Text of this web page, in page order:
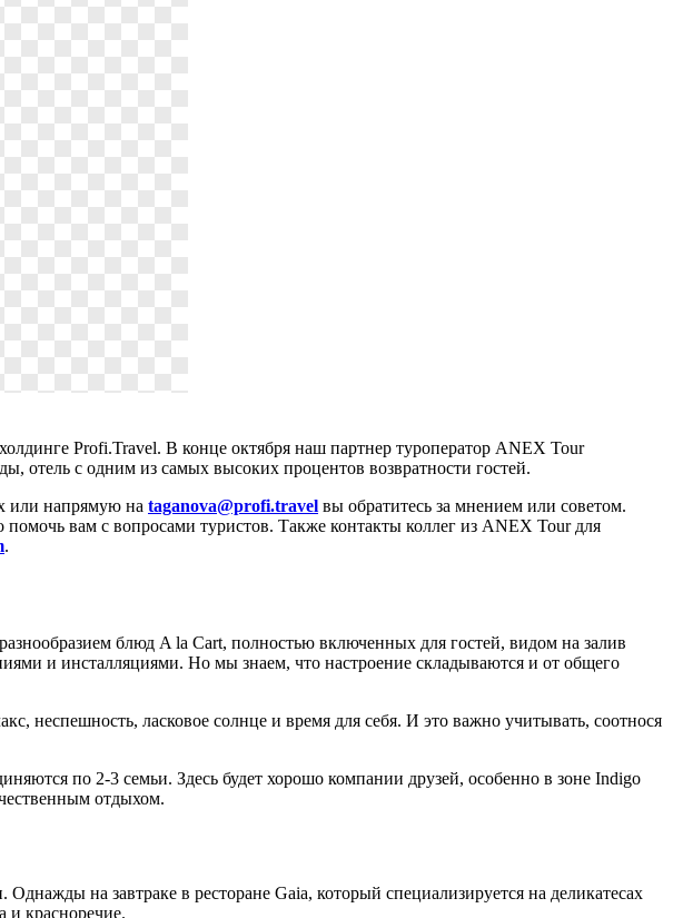
Profi.Travel. В конце октября наш партнер туроператор ANEX Tour
отель с одним из самых высоких процентов возвратности гостей.
или напрямую на taganova@profi.travel вы обратитесь за мнением или советом.
вам с вопросами туристов. Также контакты коллег из ANEX Tour для
.
блюд A la Cart, полностью включенных для гостей, видом на залив
и инсталляциями. Но мы знаем, что настроение складываются и от общего
неспешность, ласковое солнце и время для себя. И это важно учитывать, соотнося
по 2-3 семьи. Здесь будет хорошо компании друзей, особенно в зоне Indigo
отдыхом.
на завтраке в ресторане Gaia, который специализируется на деликатесах
и красноречие.